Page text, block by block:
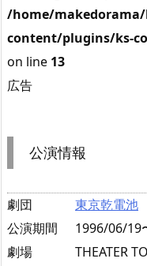
/home/
content/plugins/ks-
on line 13
広告
公演情報
劇団
東京乾電池
公演期間
1996/06/19
劇場
THEATER